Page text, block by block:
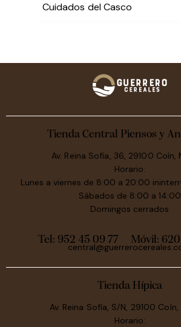
Cuidados del Casco
Tienda Central Piensos y
Av. Reina Sofía, 36, 29100 Coín,
Horario:
Lunes a viernes de 8:00 a 20:00
Sábados de 8:00 a 14:00
Domingos cerrados
Tel: 952 45 09 77 Móvil:
Tienda Hípica
Av. Reina Sofía, S/N, 29100 Coín,
Horario: